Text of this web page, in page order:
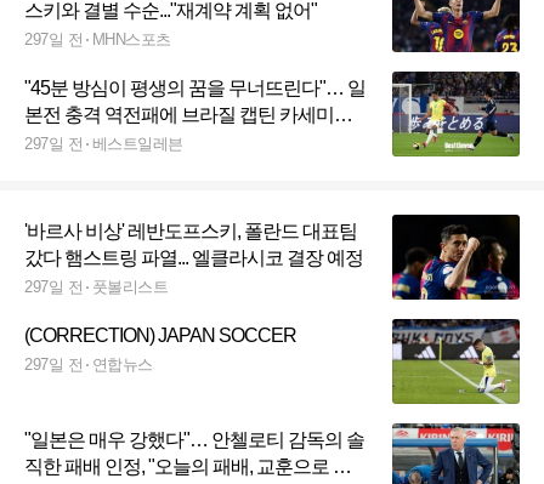
스키와 결별 수순..."재계약 계획 없어"
297일 전 MHN스포츠
"45분 방심이 평생의 꿈을 무너뜨린다"… 일
본전 충격 역전패에 브라질 캡틴 카세미루
의 분노, 동료들에게 일침
297일 전 베스트일레븐
'바르사 비상' 레반도프스키, 폴란드 대표팀
갔다 햄스트링 파열... 엘클라시코 결장 예정
297일 전 풋볼리스트
(CORRECTION) JAPAN SOCCER
297일 전 연합뉴스
"일본은 매우 강했다"… 안첼로티 감독의 솔
직한 패배 인정, "오늘의 패배, 교훈으로 삼